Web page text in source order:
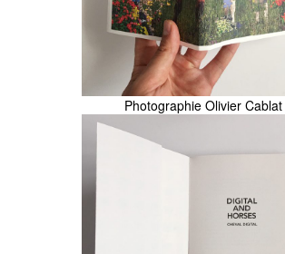
Photographie Olivier Cablat